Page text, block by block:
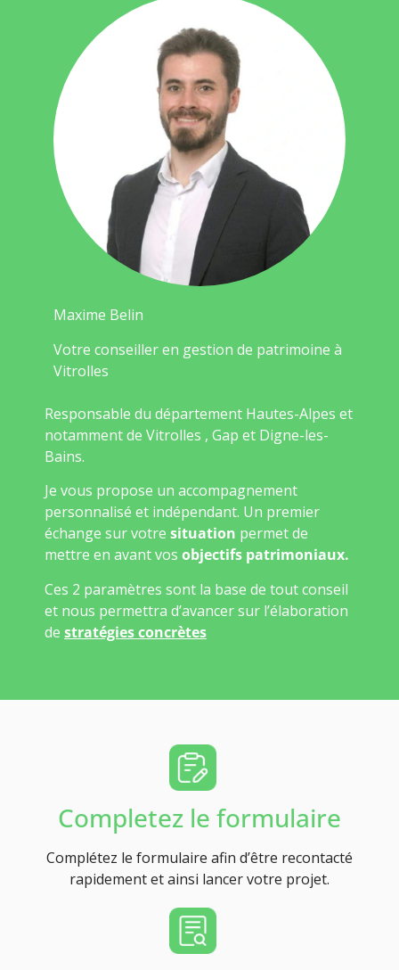
Maxime Belin
Votre conseiller en gestion de patrimoine à
Vitrolles
Responsable du département Hautes-Alpes et
notamment de Vitrolles , Gap et Digne-les-
Bains.
Je vous propose un accompagnement
personnalisé et indépendant. Un premier
échange sur votre situation permet de
mettre en avant vos objectifs patrimoniaux.
Ces 2 paramètres sont la base de tout conseil
et nous permettra d’avancer sur l’élaboration
de stratégies concrètes
Completez le formulaire
Complétez le formulaire afin d’être recontacté
rapidement et ainsi lancer votre projet.